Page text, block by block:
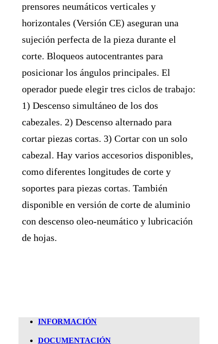
prensores neumáticos verticales y
horizontales (Versión CE) aseguran una
sujeción perfecta de la pieza durante el
corte. Bloqueos autocentrantes para
posicionar los ángulos principales. El
operador puede elegir tres ciclos de trabajo:
1) Descenso simultáneo de los dos
cabezales. 2) Descenso alternado para
cortar piezas cortas. 3) Cortar con un solo
cabezal. Hay varios accesorios disponibles,
como diferentes longitudes de corte y
soportes para piezas cortas. También
disponible en versión de corte de aluminio
con descenso oleo-neumático y lubricación
de hojas.
INFORMACIÓN
DOCUMENTACIÓN